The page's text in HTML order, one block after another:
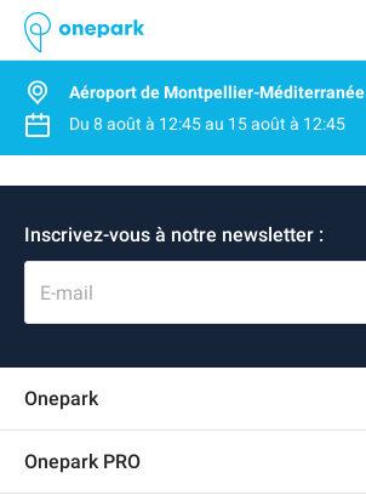
Aéroport de Montpellier-Méditerranée
Du 8 août à 12:45au 15 août à 12:45
Inscrivez-vous à notre newsletter :
E-mail
Onepark
Recrutement
Onepark PRO